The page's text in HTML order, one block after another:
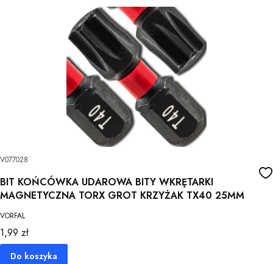
V077028
BIT KOŃCÓWKA UDAROWA BITY WKRĘTARKI
MAGNETYCZNA TORX GROT KRZYŻAK TX40 25MM
VORFAL
Cena
1,99 zł
Do koszyka